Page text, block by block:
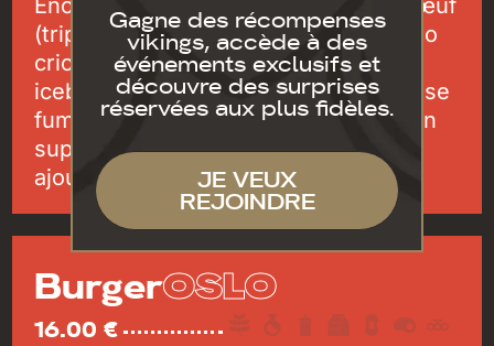
Énorme hamburger avec 270 g de bœuf
(triple smash), fromage edam, chorizo
criollo, oignon croustillant, laitue
iceberg, poivrons grillés et mayonnaise
fumée spéciale maison. Demandez un
supplément de sauce cheddar pour
ajouter à cette bombe.
BurgerOSLO
16.00 €
Gagne des récompenses
vikings, accède à des
événements exclusifs et
découvre des surprises
réservées aux plus fidèles.
JE VEUX
REJOINDRE